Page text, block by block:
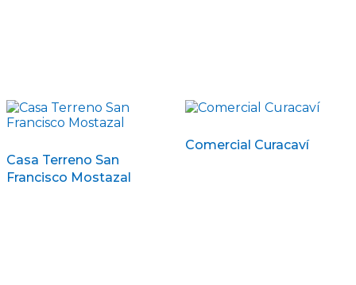
Casa Terreno San
Francisco Mostazal
Comercial Curacaví